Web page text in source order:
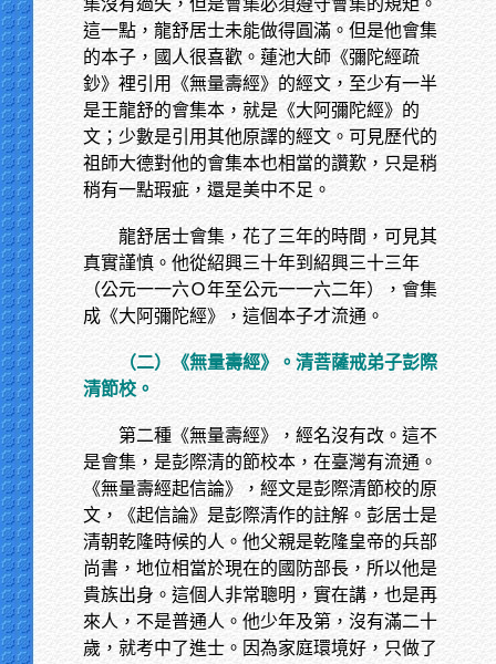
集沒有過失，但是會集必須遵守會集的規矩。
這一點，龍舒居士未能做得圓滿。但是他會集
的本子，國人很喜歡。蓮池大師《彌陀經疏
鈔》裡引用《無量壽經》的經文，至少有一半
是王龍舒的會集本，就是《大阿彌陀經》的
文；少數是引用其他原譯的經文。可見歷代的
祖師大德對他的會集本也相當的讚歎，只是稍
稍有一點瑕疵，還是美中不足。
龍舒居士會集，花了三年的時間，可見其
真實謹慎。他從紹興三十年到紹興三十三年
（公元一一六Ｏ年至公元一一六二年），會集
成《大阿彌陀經》，這個本子才流通。
（二）《無量壽經》。清菩薩戒弟子彭際
清節校。
第二種《無量壽經》，經名沒有改。這不
是會集，是彭際清的節校本，在臺灣有流通。
《無量壽經起信論》，經文是彭際清節校的原
文，《起信論》是彭際清作的註解。彭居士是
清朝乾隆時候的人。他父親是乾隆皇帝的兵部
尚書，地位相當於現在的國防部長，所以他是
貴族出身。這個人非常聰明，實在講，也是再
來人，不是普通人。他少年及第，沒有滿二十
歲，就考中了進士。因為家庭環境好，只做了